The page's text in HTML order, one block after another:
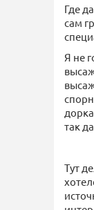
Где
сам
Я не
так
Тут